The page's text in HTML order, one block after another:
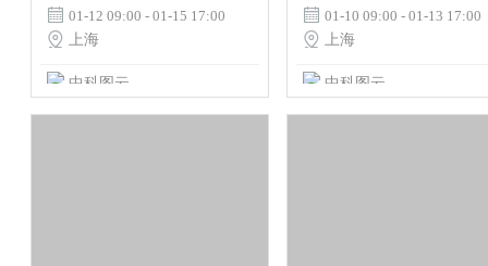
 01-12 09:00 - 01-15 17:00
 上海
中科图云
 01-10 09:00 - 01-13 17:00
 上海
中科图云